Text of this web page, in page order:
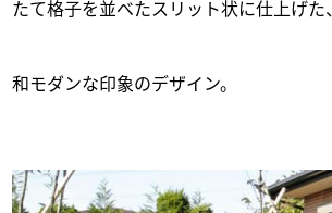
たて格子を並べたスリット状に仕上げた、
和モダンな印象のデザイン。